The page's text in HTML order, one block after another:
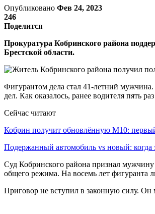
Опубликовано Фев 24, 2023
246
Поделится
Прокуратура Кобринского района
Брестской области.
Фигурантом дела стал 41-летний
дел. Как оказалось, ранее водителя пять
Сейчас читают
Кобрин получит обновлённую М10:
Подержанный автомобиль vs новый: когда
Суд Кобринского района признал
общего режима. На восемь лет фигуранта
Приговор не вступил в законную силу. Он